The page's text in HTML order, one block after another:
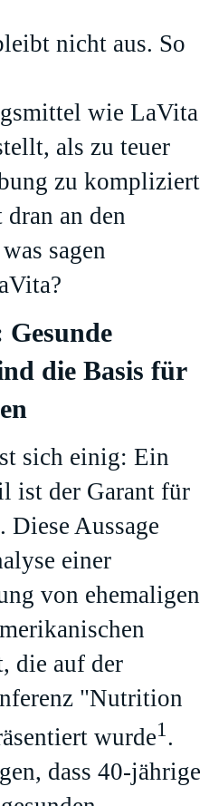
nicht aus. So
wie LaVita
als zu teuer
zu kompliziert
dran an den
sagen
Gesunde
die Basis für
sich einig: Ein
ist der Garant für
Diese Aussage
einer
von ehemaligen
die auf der
"Nutrition
wurde1.
dass 40-jährige